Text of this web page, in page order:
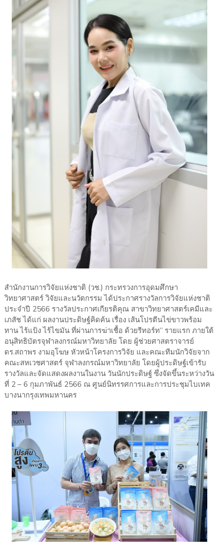
สำนักงานการวิจัยแห่งชาติ (วช.) กระทรวงการอุดมศึกษา
วิทยาศาสตร์ วิจัยและนวัตกรรม ได้ประกาศรางวัลการวิจัยแห่งชาติ
ประจำปี 2566 รางวัลประกาศเกียรติคุณ สาขาวิทยาศาสตร์เคมีและ
เภสัช ได้แก่ ผลงานประดิษฐ์คิดค้น เรื่อง เส้นโปรตีนไข่ขาวพร้อม
ทาน ไร้แป้ง ไร้ไขมัน ที่ผ่านการฆ่าเชื้อ ด้วยรีทอร์ท” รายแรก ภายใต้
อนุสิทธิบัตรจุฬาลงกรณ์มหาวิทยาลัย โดย ผู้ช่วยศาสตราจารย์
ดร.สถาพร งามอุโฆษ หัวหน้าโครงการวิจัย และคณะทีมนักวิจัยจาก
คณะสหเวชศาสตร์ จุฬาลงกรณ์มหาวิทยาลัย โดยผู้ประดิษฐ์เข้ารับ
รางวัลและจัดแสดงผลงานในงาน วันนักประดิษฐ์ ซึ่งจัดขึ้นระหว่างวัน
ที่ 2 – 6 กุมภาพันธ์ 2566 ณ ศูนย์นิทรรศการและการประชุมไบเทค
บางนากรุงเทพมหานคร